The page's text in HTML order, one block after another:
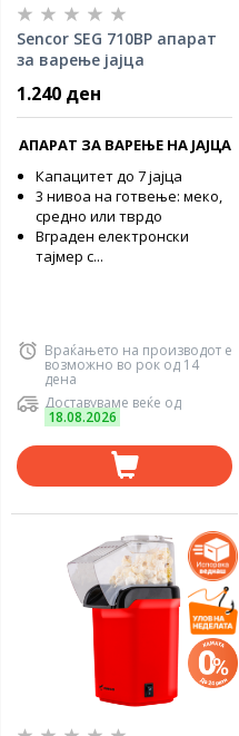
Sencor SEG 710BP апарат
за варење јајца
1.240 ден
АПАРАТ ЗА ВАРЕЊЕ НА ЈАЈЦА
Капацитет до 7 јајца
3 нивоа на готвење: меко,
средно или тврдо
Вграден електронски
тајмер с...
Враќањето на производот е
возможно во рок од 14
дена
Доставуваме веќе од
18.08.2026